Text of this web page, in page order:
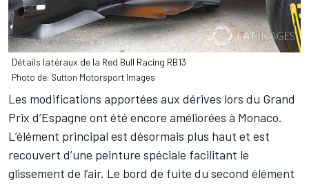
Détails latéraux de la Red Bull Racing RB13
Photo de: Sutton Motorsport Images
Les modifications apportées aux dérives lors du Grand
Prix d’Espagne ont été encore améliorées à Monaco.
L’élément principal est désormais plus haut et est
recouvert d’une peinture spéciale facilitant le
glissement de l’air. Le bord de fuite du second élément